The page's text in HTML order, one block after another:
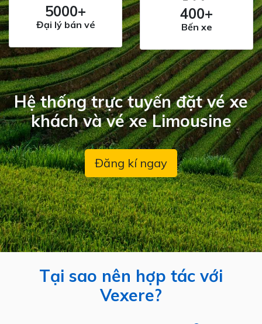
5000+
Đại lý bán vé
400+
Bến xe
Hệ thống trực tuyến đặt vé xe
khách và vé xe Limousine
Đăng kí ngay
Tại sao nên hợp tác với
Vexere?